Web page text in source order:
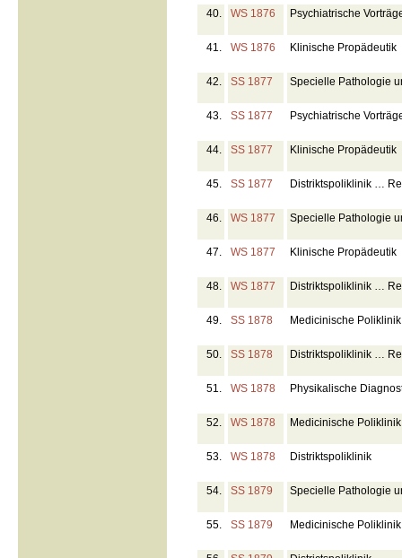
40.
WS 1876 Psychiatrische
41. WS 1876 Klinische Propädeutik
42. SS 1877 Specielle Pathologie
43. SS 1877 Psychiatrische
44. SS 1877 Klinische Propädeutik
45. SS 1877 Distriktspoliklinik …
46. WS 1877 Specielle Pathologie
47. WS 1877 Klinische Propädeutik
48. WS 1877 Distriktspoliklinik …
49. SS 1878 Medicinische
50. SS 1878 Distriktspoliklinik …
51. WS 1878 Physikalische
52. WS 1878 Medicinische Poliklinik
53. WS 1878 Distriktspoliklinik
54. SS 1879 Specielle Pathologie
55. SS 1879 Medicinische